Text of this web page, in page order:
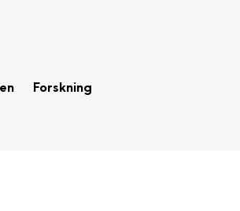
Forskning